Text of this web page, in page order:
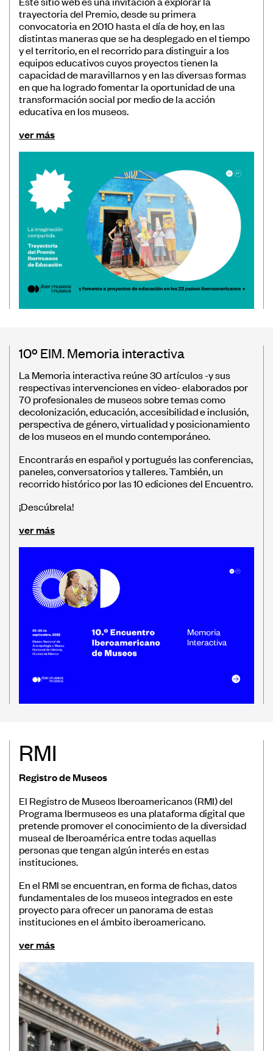
trayectoria del Premio, desde su primera
convocatoria en 2010 hasta el día de hoy, en las
distintas maneras que se ha desplegado en el tiempo
y el territorio, en el recorrido para distinguir a los
equipos educativos cuyos proyectos tienen la
capacidad de maravillarnos y en las diversas formas
en que ha logrado fomentar la oportunidad de una
transformación social por medio de la acción
educativa en los museos.
ver más
10º EIM. Memoria interactiva
La Memoria interactiva reúne 30 artículos -y sus
respectivas intervenciones en video- elaborados por
70 profesionales de museos sobre temas como
decolonización, educación, accesibilidad e inclusión,
perspectiva de género, virtualidad y posicionamiento
de los museos en el mundo contemporáneo.
Encontrarás en español y portugués las conferencias,
paneles, conversatorios y talleres. También, un
recorrido histórico por las 10 ediciones del Encuentro.
¡Descúbrela!
ver más
RMI
Registro de Museos
El Registro de Museos Iberoamericanos (RMI) del
Programa Ibermuseos es una plataforma digital que
pretende promover el conocimiento de la diversidad
museal de Iberoamérica entre todas aquellas
personas que tengan algún interés en estas
instituciones.
En el RMI se encuentran, en forma de fichas, datos
fundamentales de los museos integrados en este
proyecto para ofrecer un panorama de estas
instituciones en el ámbito iberoamericano.
ver más